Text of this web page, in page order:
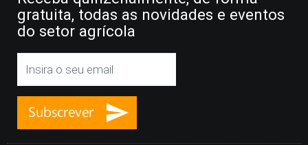
gratuita, todas as novidades e eventos
do setor agrícola